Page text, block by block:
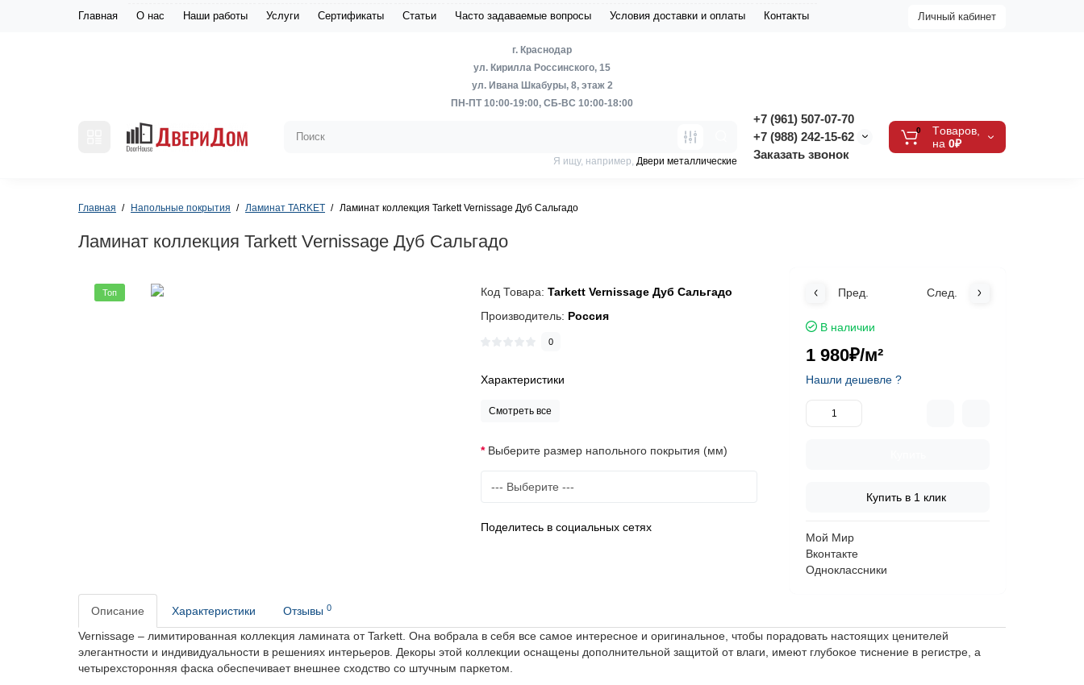
Главная О нас Наши работы Услуги Сертификаты Статьи Часто задаваемые вопросы Условия доставки и оплаты Контакты Личный кабинет
г. Краснодар
ул. Кирилла Россинского, 15
ул. Ивана Шкабуры, 8, этаж 2
ПН-ПТ 10:00-19:00, СБ-ВС 10:00-18:00
+7 (961) 507-07-70
+7 (988) 242-15-62
Заказать звонок
Я ищу, например, Двери металлические
0
Tоваров,
на 0₽
Главная Напольные покрытия Ламинат TARKET Ламинат коллекция Tarkett Vernissage Дуб Сальгадо
Ламинат коллекция Tarkett Vernissage Дуб Сальгадо
Топ Код Товара:Tarkett Vernissage Дуб Сальгадо
Производитель: Россия
0
Характеристики
Смотреть все
Выберите размер напольного покрытия (мм)
Поделитесь в социальных сетях
Пред. След.
В наличии
1 980₽/м²
Нашли дешевле ?
Купить в 1 клик
Мой Мир
Вконтакте
Одноклассники
Описание Характеристики Отзывы 0
Vernissage – лимитированная коллекция ламината от Tarkett. Она вобрала в себя все самое интересное и оригинальное, чтобы порадовать настоящих ценителей
элегантности и индивидуальности в решениях интерьеров. Декоры этой коллекции оснащены дополнительной защитой от влаги, имеют глубокое тиснение в регистре, а
четырехсторонняя фаска обеспечивает внешнее сходство со штучным паркетом.